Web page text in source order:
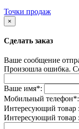
Точки продаж
×
Сделать заказ
Ваше сообщение
Произошла ошибка.
Ваше имя*:
Мобильный телефон*:
Интересующий товар :
Интересующий товар :